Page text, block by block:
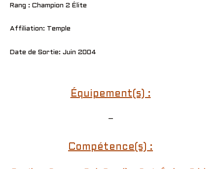
Rang : Champion 2 Élite
Affiliation: Temple
Date de Sortie: Juin 2004
Équipement(s) :
–
Compétence(s) :